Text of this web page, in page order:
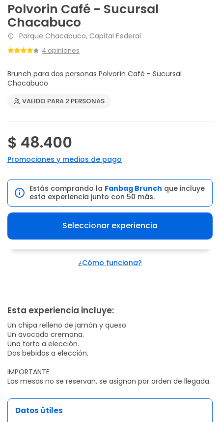
Polvorin Café - Sucursal
Chacabuco
Parque Chacabuco, Capital Federal
4 opiniones
Brunch para dos personas Polvorín Café - Sucursal
Chacabuco
VALIDO PARA 2 PERSONAS
$ 48.400
Promociones y medios de pago
Estás comprando la Fanbag Brunch que incluye
esta experiencia junto con 50 más.
Seleccionar experiencia
¿Cómo funciona?
Esta experiencia incluye:
Un chipa relleno de jamón y queso.
Un avocado cremona.
Una torta a elección.
Dos bebidas a elección.
IMPORTANTE
Las mesas no se reservan, se asignan por orden de llegada.
Datos útiles